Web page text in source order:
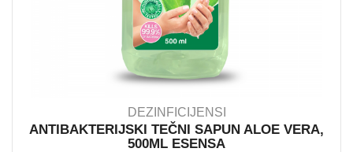
DEZINFICIJENSI
ANTIBAKTERIJSKI TEČNI SAPUN ALOE VERA,
500ML ESENSA